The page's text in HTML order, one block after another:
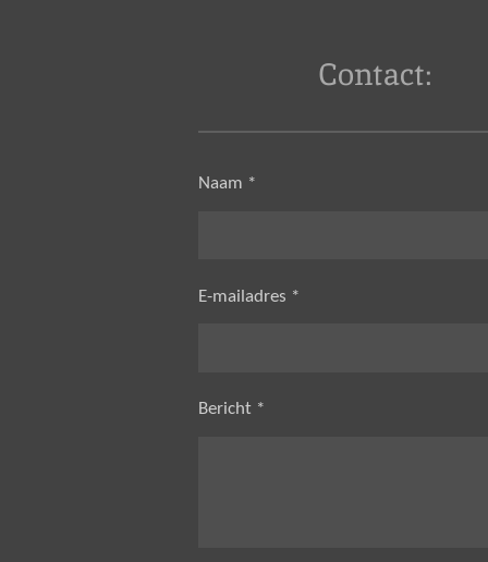
Contact:
Naam *
E-mailadres *
Bericht *